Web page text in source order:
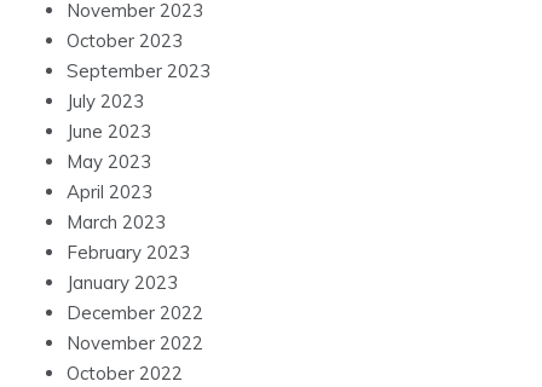
November 2023
October 2023
September 2023
July 2023
June 2023
May 2023
April 2023
March 2023
February 2023
January 2023
December 2022
November 2022
October 2022